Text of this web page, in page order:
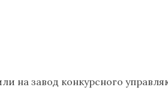
на завод конкурсного